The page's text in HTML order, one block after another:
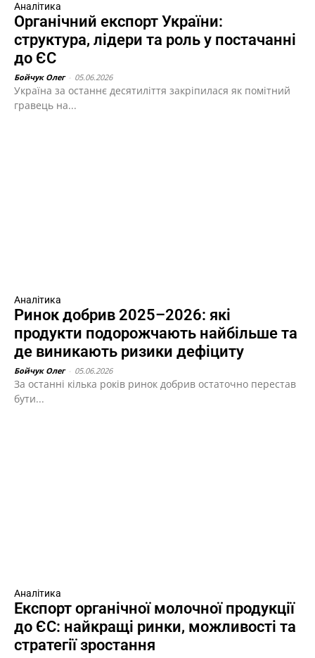
Аналітика
Органічний експорт України:
структура, лідери та роль у постачанні
до ЄС
Бойчук Олег 05.06.2026
Україна за останнє десятиліття закріпилася як помітний
гравець на...
Аналітика
Ринок добрив 2025–2026: які
продукти подорожчають найбільше та
де виникають ризики дефіциту
Бойчук Олег 05.06.2026
За останні кілька років ринок добрив остаточно перестав
бути...
Аналітика
Експорт органічної молочної продукції
до ЄС: найкращі ринки, можливості та
стратегії зростання